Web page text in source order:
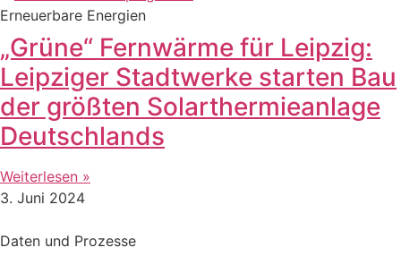
Erneuerbare Energien
„Grüne“ Fernwärme für Leipzig:
Leipziger Stadtwerke starten Bau
der größten Solarthermieanlage
Deutschlands
Weiterlesen »
3. Juni 2024
Daten und Prozesse